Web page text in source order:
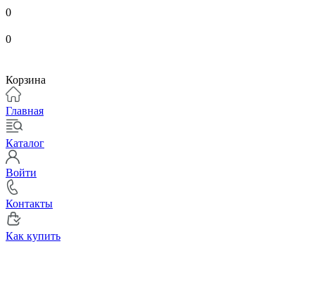
0
0
Корзина
Главная
Каталог
Войти
Контакты
Как купить